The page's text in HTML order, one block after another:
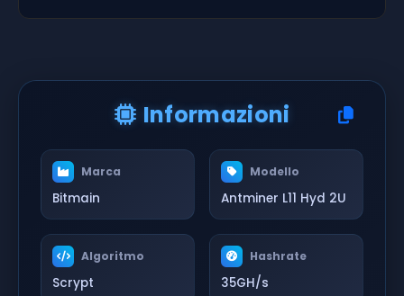
Informazioni
Marca
Bitmain
Modello
Antminer L11 Hyd 2U
Algoritmo
Scrypt
Hashrate
35GH/s